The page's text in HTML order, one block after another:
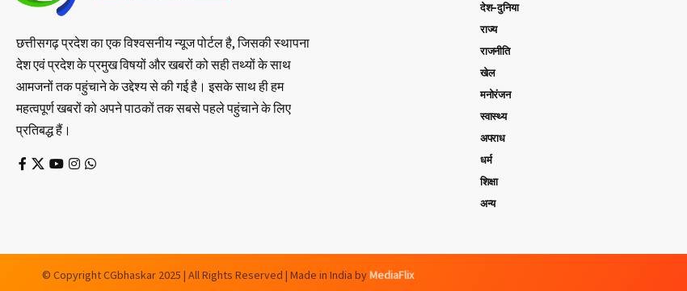
छत्तीसगढ़ प्रदेश का एक विश्वसनीय न्यूज पोर्टल है, जिसकी स्थापना
देश एवं प्रदेश के प्रमुख विषयों और खबरों को सही तथ्यों के साथ
आमजनों तक पहुंचाने के उद्देश्य से की गई है। इसके साथ ही हम
महत्वपूर्ण खबरों को अपने पाठकों तक सबसे पहले पहुंचाने के लिए
प्रतिबद्ध हैं।
देश-दुनिया
राज्य
राजनीति
खेल
मनोरंजन
स्वास्थ्य
अपराध
धर्म
शिक्षा
अन्य
© Copyright CGbhaskar 2025 | All Rights Reserved | Made in India byMediaFlix